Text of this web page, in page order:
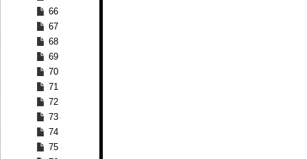
66
67
68
69
70
71
72
73
74
75